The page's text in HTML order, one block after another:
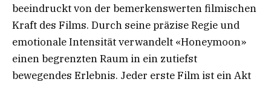
beeindruckt von der bemerkenswerten filmischen
Kraft des Films. Durch seine präzise Regie und
emotionale Intensität verwandelt «Honeymoon»
einen begrenzten Raum in ein zutiefst
bewegendes Erlebnis. Jeder erste Film ist ein Akt